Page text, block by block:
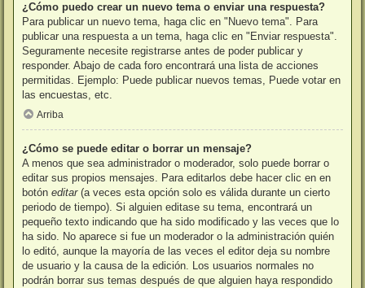
¿Cómo puedo crear un nuevo tema o enviar una respuesta?
Para publicar un nuevo tema, haga clic en "Nuevo tema". Para
publicar una respuesta a un tema, haga clic en "Enviar respuesta".
Seguramente necesite registrarse antes de poder publicar y
responder. Abajo de cada foro encontrará una lista de acciones
permitidas. Ejemplo: Puede publicar nuevos temas, Puede votar en
las encuestas, etc.
Arriba
¿Cómo se puede editar o borrar un mensaje?
A menos que sea administrador o moderador, solo puede borrar o
editar sus propios mensajes. Para editarlos debe hacer clic en en
botón editar(a veces esta opción solo es válida durante un cierto
periodo de tiempo). Si alguien editase su tema, encontrará un
pequeño texto indicando que ha sido modificado y las veces que lo
ha sido. No aparece si fue un moderador o la administración quién
lo editó, aunque la mayoría de las veces el editor deja su nombre
de usuario y la causa de la edición. Los usuarios normales no
podrán borrar sus temas después de que alguien haya respondido